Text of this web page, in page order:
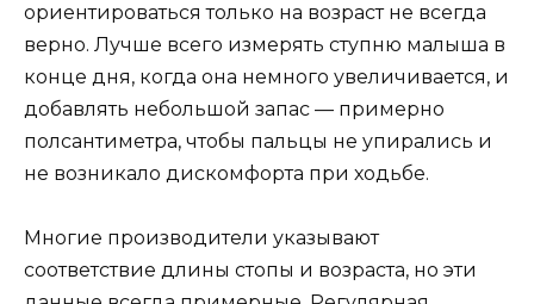
ориентироваться только на возраст не всегда
верно. Лучше всего измерять ступню малыша в
конце дня, когда она немного увеличивается, и
добавлять небольшой запас — примерно
полсантиметра, чтобы пальцы не упирались и
не возникало дискомфорта при ходьбе.
Многие производители указывают
соответствие длины стопы и возраста, но эти